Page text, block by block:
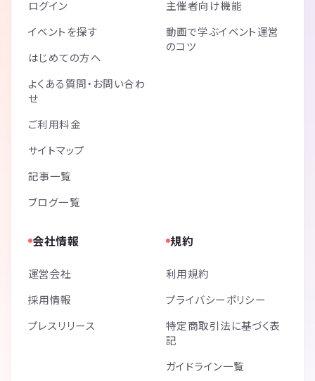
ログイン
イベントを探す
はじめての方へ
よくある質問・お問い合わ
せ
ご利用料金
サイトマップ
記事一覧
ブログ一覧
主催者向け機能
動画で学ぶイベント運営
のコツ
会社情報
運営会社
採用情報
プレスリリース
規約
利用規約
プライバシーポリシー
特定商取引法に基づく表
記
ガイドライン一覧